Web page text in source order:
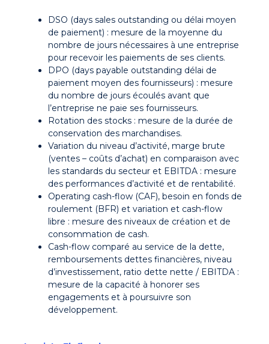
DSO (days sales outstanding ou délai moyen
de paiement) : mesure de la moyenne du
nombre de jours nécessaires à une entreprise
pour recevoir les paiements de ses clients.
DPO (days payable outstanding délai de
paiement moyen des fournisseurs) : mesure
du nombre de jours écoulés avant que
l’entreprise ne paie ses fournisseurs.
Rotation des stocks : mesure de la durée de
conservation des marchandises.
Variation du niveau d’activité, marge brute
(ventes – coûts d’achat) en comparaison avec
les standards du secteur et EBITDA : mesure
des performances d’activité et de rentabilité.
Operating cash-flow (CAF), besoin en fonds de
roulement (BFR) et variation et cash-flow
libre : mesure des niveaux de création et de
consommation de cash.
Cash-flow comparé au service de la dette,
remboursements dettes financières, niveau
d’investissement, ratio dette nette / EBITDA :
mesure de la capacité à honorer ses
engagements et à poursuivre son
développement.